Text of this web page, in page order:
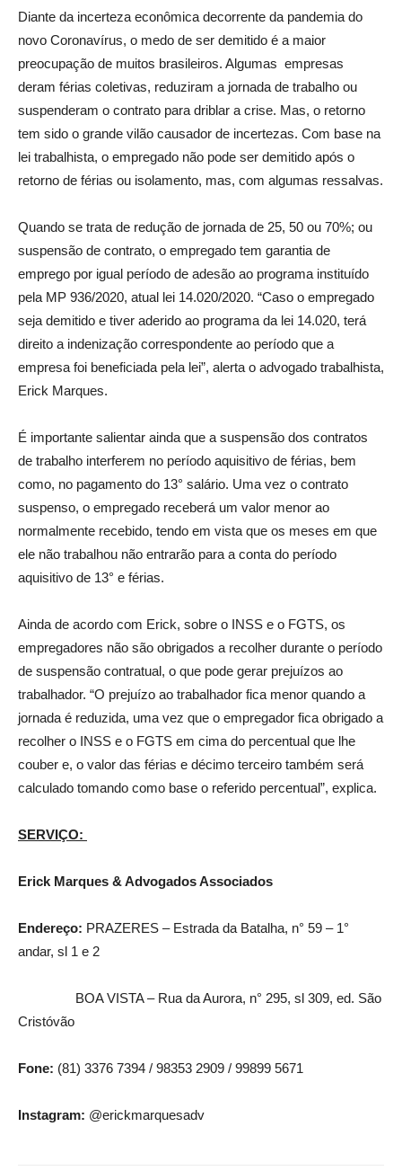
Diante da incerteza econômica decorrente da pandemia do
novo Coronavírus, o medo de ser demitido é a maior
preocupação de muitos brasileiros. Algumas empresas
deram férias coletivas, reduziram a jornada de trabalho ou
suspenderam o contrato para driblar a crise. Mas, o retorno
tem sido o grande vilão causador de incertezas. Com base na
lei trabalhista, o empregado não pode ser demitido após o
retorno de férias ou isolamento, mas, com algumas ressalvas.
Quando se trata de redução de jornada de 25, 50 ou 70%; ou
suspensão de contrato, o empregado tem garantia de
emprego por igual período de adesão ao programa instituído
pela MP 936/2020, atual lei 14.020/2020. “Caso o empregado
seja demitido e tiver aderido ao programa da lei 14.020, terá
direito a indenização correspondente ao período que a
empresa foi beneficiada pela lei”, alerta o advogado trabalhista,
Erick Marques.
É importante salientar ainda que a suspensão dos contratos
de trabalho interferem no período aquisitivo de férias, bem
como, no pagamento do 13° salário. Uma vez o contrato
suspenso, o empregado receberá um valor menor ao
normalmente recebido, tendo em vista que os meses em que
ele não trabalhou não entrarão para a conta do período
aquisitivo de 13° e férias.
Ainda de acordo com Erick, sobre o INSS e o FGTS, os
empregadores não são obrigados a recolher durante o período
de suspensão contratual, o que pode gerar prejuízos ao
trabalhador. “O prejuízo ao trabalhador fica menor quando a
jornada é reduzida, uma vez que o empregador fica obrigado a
recolher o INSS e o FGTS em cima do percentual que lhe
couber e, o valor das férias e décimo terceiro também será
calculado tomando como base o referido percentual”, explica.
SERVIÇO:
Erick Marques & Advogados Associados
Endereço: PRAZERES – Estrada da Batalha, n° 59 – 1°
andar, sl 1 e 2
BOA VISTA – Rua da Aurora, n° 295, sl 309, ed. São
Cristóvão
Fone: (81) 3376 7394 / 98353 2909 / 99899 5671
Instagram: @erickmarquesadv